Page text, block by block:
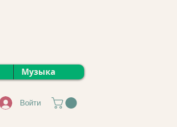
Музыка
Войти